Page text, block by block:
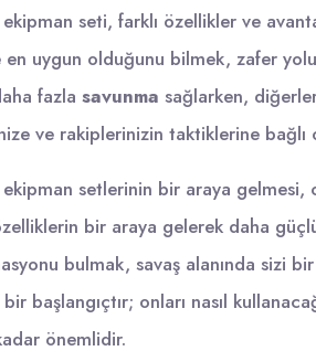
seti, farklı özellikler ve
uygun olduğunu bilmek, zafer
fazla savunma sağlarken,
ve rakiplerinizin taktiklerine
ekipman setlerinin bir araya gelmesi,
bir araya gelerek daha
bulmak, savaş alanında sizi
başlangıçtır; onları nasıl
önemlidir.